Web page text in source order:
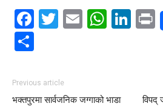
Facebook
Twitter
Email
Previous article
भक्तपुरमा सार्वजनिक जग्गाको भाडा
विपद्